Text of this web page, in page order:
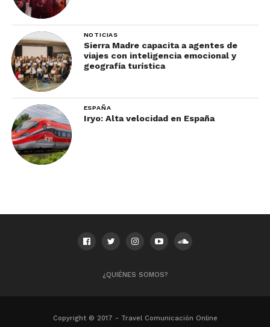
NOTICIAS
Sierra Madre capacita a agentes de
viajes con inteligencia emocional y
geografía turística
ESPAÑA
Iryo: Alta velocidad en España
¿QUIÉNES SOMOS?
Copyright © 2017 - Travel Comunicación Online